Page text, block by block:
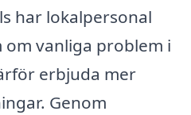
har lokalpersonal
vanliga problem i
erbjuda mer
Genom